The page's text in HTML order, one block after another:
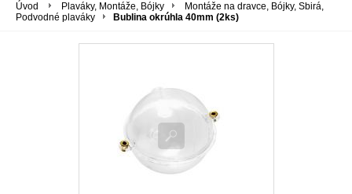
Úvod Plaváky, Montáže, Bójky
Montáže na dravce, Bójky, Sbirá,
Podvodné plaváky
Bublina okrúhla 40mm (2ks)